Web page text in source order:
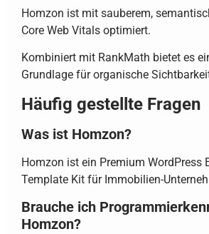
Homzon ist mit sauberem,
Core Web Vitals optimiert.
Kombiniert mit RankMath bietet es
Grundlage für organische
Häufig gestellte Fragen
Was ist Homzon?
Homzon ist ein Premium WordPress
Template Kit für Immobilien-
Brauche ich
Homzon?